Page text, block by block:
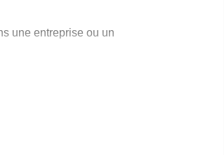
charges à la
réalisation de prototypes, en
marketing
une entreprise ou un
une université à l'étranger